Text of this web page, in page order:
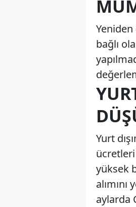
bağlı
Yurt
yüksek
aylarda